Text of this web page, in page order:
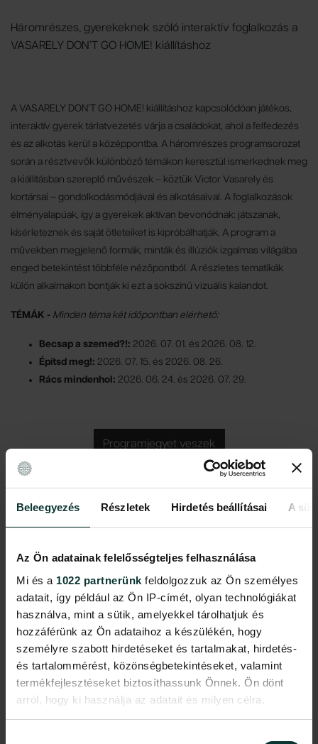
Beleegyezés Részletek Hirdetés beállításai A
Az Ön adatainak felelősségteljes felhasználása
Mi és a 1022 partnerünk feldolgozzuk az Ön személyes
adatait, így például az Ön IP-címét, olyan technológiákat
használva, mint a sütik, amelyekkel tárolhatjuk és
hozzáférünk az Ön adataihoz a készülékén, hogy
személyre szabott hirdetéseket és tartalmakat, hirdetés-
és tartalommérést, közönségbetekintéseket, valamint
termékfejlesztéseket biztosíthassunk Önnek. Ön dönt
arról, hogy ki használja az adatait és milyen célra.
Háromrészes, gyerekeknek szóló interaktív foglalkozás a
VASARELY DON’T GO HOME! kiállításhoz
A VASARELY DON’T GO HOME! kiállításhoz kapcsolódóan játékos,
interaktív gyerek tárlatvezetés várja a családokat, ahol a felfedezés
és az alkotás kerül a középpontba. A háromrészes programsorozat
során a résztvevők különböző témákon keresztül ismerkednek meg
a kiállításban szereplő művészek – köztük Victor Vasarely és
kortársai – gondolkodásmódjával és alkotásaival. A foglalkozások
élményalapúak, így a gyerekek aktívan bevonódnak: játszanak,
kísérleteznek és saját ötleteiket is kipróbálhatják. A program a
művekben megjelenő formák, minták és illúziók izgalmas világába
enged betekintést többféle nézőpontból. A részletes tematikák
külön alkalmakon bontják ki ezt a sokszínű vizuális kalandot.
TÉMÁK - Minden téma két időpontban elérhető:
Becsap a szemed?!: 2026. 07. 01. és 2026. 08. 12.
Építsd meg!: 2026. 07. 15. és 2026. 08. 26.
Rács mindenhol: 2026. 06. 24. és 2026. 07. 29.
Programjegyet veszek
TÉMÁK
Láttál már eltűnő pöttyöket vagy táncoló mintákat? Itt most minden
megtörténhet! Kiderítjük, hogyan ver át minket a szemünk, és
hogyan lesz egy lapos képből domború vagy épp lyukas forma. Az
illúzió nagymestere, Vasarely nyomában járunk, és más művészek
alkotásait is megnézzük, hogyan állítják kihívás elé a szemünket
vagy az agyunkat. Mozgással, játékkal és furcsa képekkel próbára
tesszük az érzékelésünket. Vajon elhiszed, amit látsz?
Időpontok: 2026. 07. 01. és 2026. 08. 12.